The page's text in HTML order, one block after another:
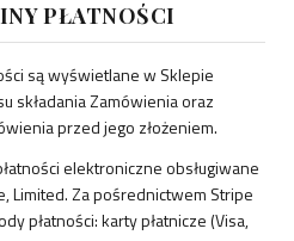
PŁATNOŚCI
są wyświetlane w Sklepie
składania Zamówienia oraz
przed jego złożeniem.
elektroniczne obsługiwane
Limited. Za pośrednictwem Stripe
płatności: karty płatnicze (Visa,